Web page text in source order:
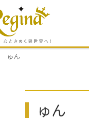
ゅん
ゅん